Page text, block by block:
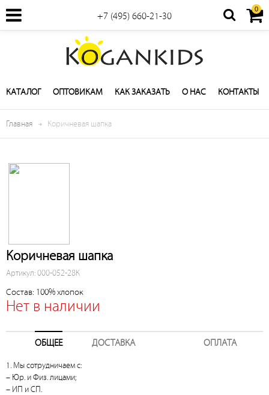
+7 (495) 660-21-30
0
КАТАЛОГ ОПТОВИКАМ КАК ЗАКАЗАТЬ О НАС КОНТАКТЫ
Главная Коричневая шапка
Коричневая шапка
Артикул: 000-052-28К
Состав: 100% хлопок
Нет в наличии
ОБЩЕЕ ДОСТАВКА ОПЛАТА
1. Мы сотрудничаем с:
– Юр. и Физ. лицами;
– ИП и СП.